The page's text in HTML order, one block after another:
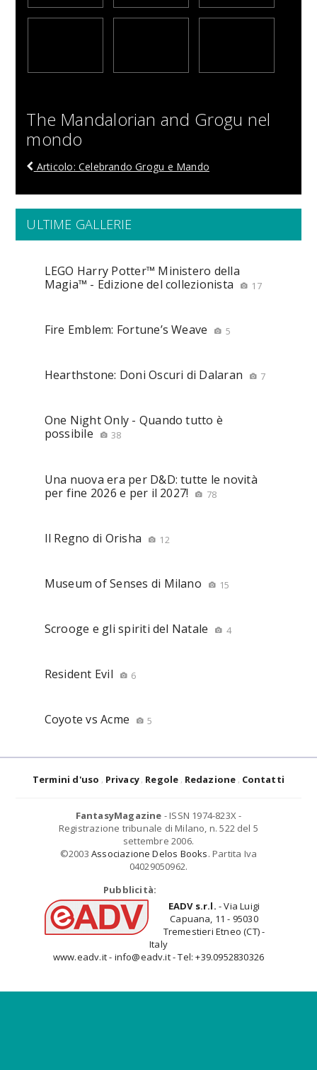
The Mandalorian and Grogu nel
mondo
Articolo: Celebrando Grogu e Mando
ULTIME GALLERIE
LEGO Harry Potter™ Ministero della
Magia™ - Edizione del collezionista
17
Fire Emblem: Fortune’s Weave 5
Hearthstone: Doni Oscuri di Dalaran 7
One Night Only - Quando tutto è
possibile
38
Una nuova era per D&D: tutte le novità
per fine 2026 e per il 2027!
78
Il Regno di Orisha 12
Museum of Senses di Milano 15
Scrooge e gli spiriti del Natale 4
Resident Evil 6
Coyote vs Acme 5
Termini d'uso Privacy Regole Redazione Contatti
FantasyMagazine - ISSN 1974-823X -
Registrazione tribunale di Milano, n. 522 del 5
settembre 2006.
©2003 Associazione Delos Books. Partita Iva
04029050962.
Pubblicità:
EADV s.r.l. - Via Luigi
Capuana, 11 - 95030
Tremestieri Etneo (CT) -
Italy
www.eadv.it - info@eadv.it - Tel: +39.0952830326